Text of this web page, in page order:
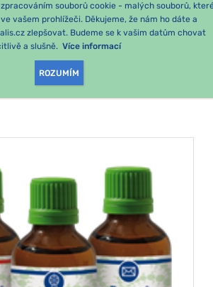
souborů cookie - malých souborů,
vašem prohlížeči. Děkujeme, že nám ho dáte a
zlepšovat. Budeme se k vašim datům chovat
a slušně. Více informací
ROZUMÍM
PODLE
: